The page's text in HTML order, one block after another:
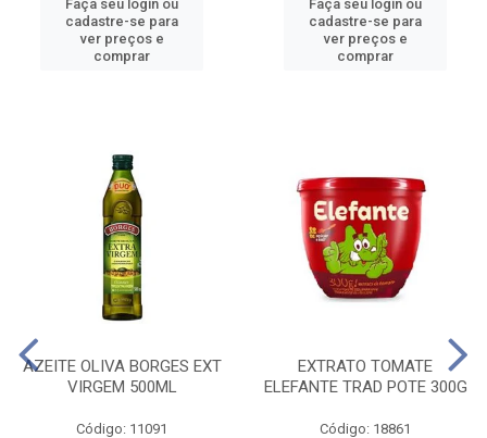
Faça seu login ou
cadastre-se para
ver preços e
comprar
Faça seu login ou
cadastre-se para
ver preços e
comprar
AZEITE OLIVA BORGES EXT
VIRGEM 500ML
Código: 11091
EXTRATO TOMATE
ELEFANTE TRAD POTE 300G
Código: 18861